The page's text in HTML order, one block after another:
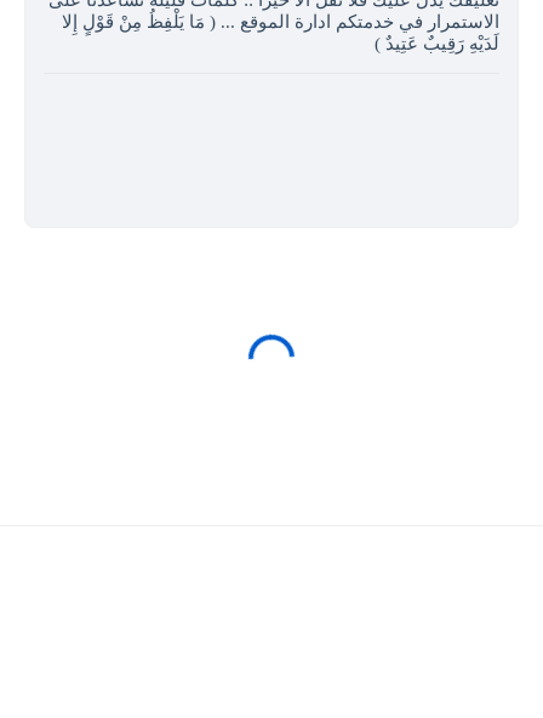
الاستمرار في خدمتكم ادارة الموقع ... ( مَا يَلْفِظُ مِنْ قَوْلٍ إِلا
لَدَيْهِ رَقِيبٌ عَتِيدٌ )